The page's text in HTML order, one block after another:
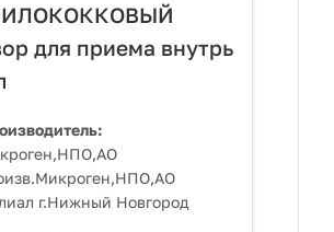
для приема внутрь
г.Нижный Новгород